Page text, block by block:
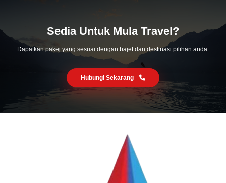
Sedia Untuk Mula Travel?
Dapatkan pakej yang sesuai dengan bajet dan destinasi pilihan anda.
Hubungi Sekarang